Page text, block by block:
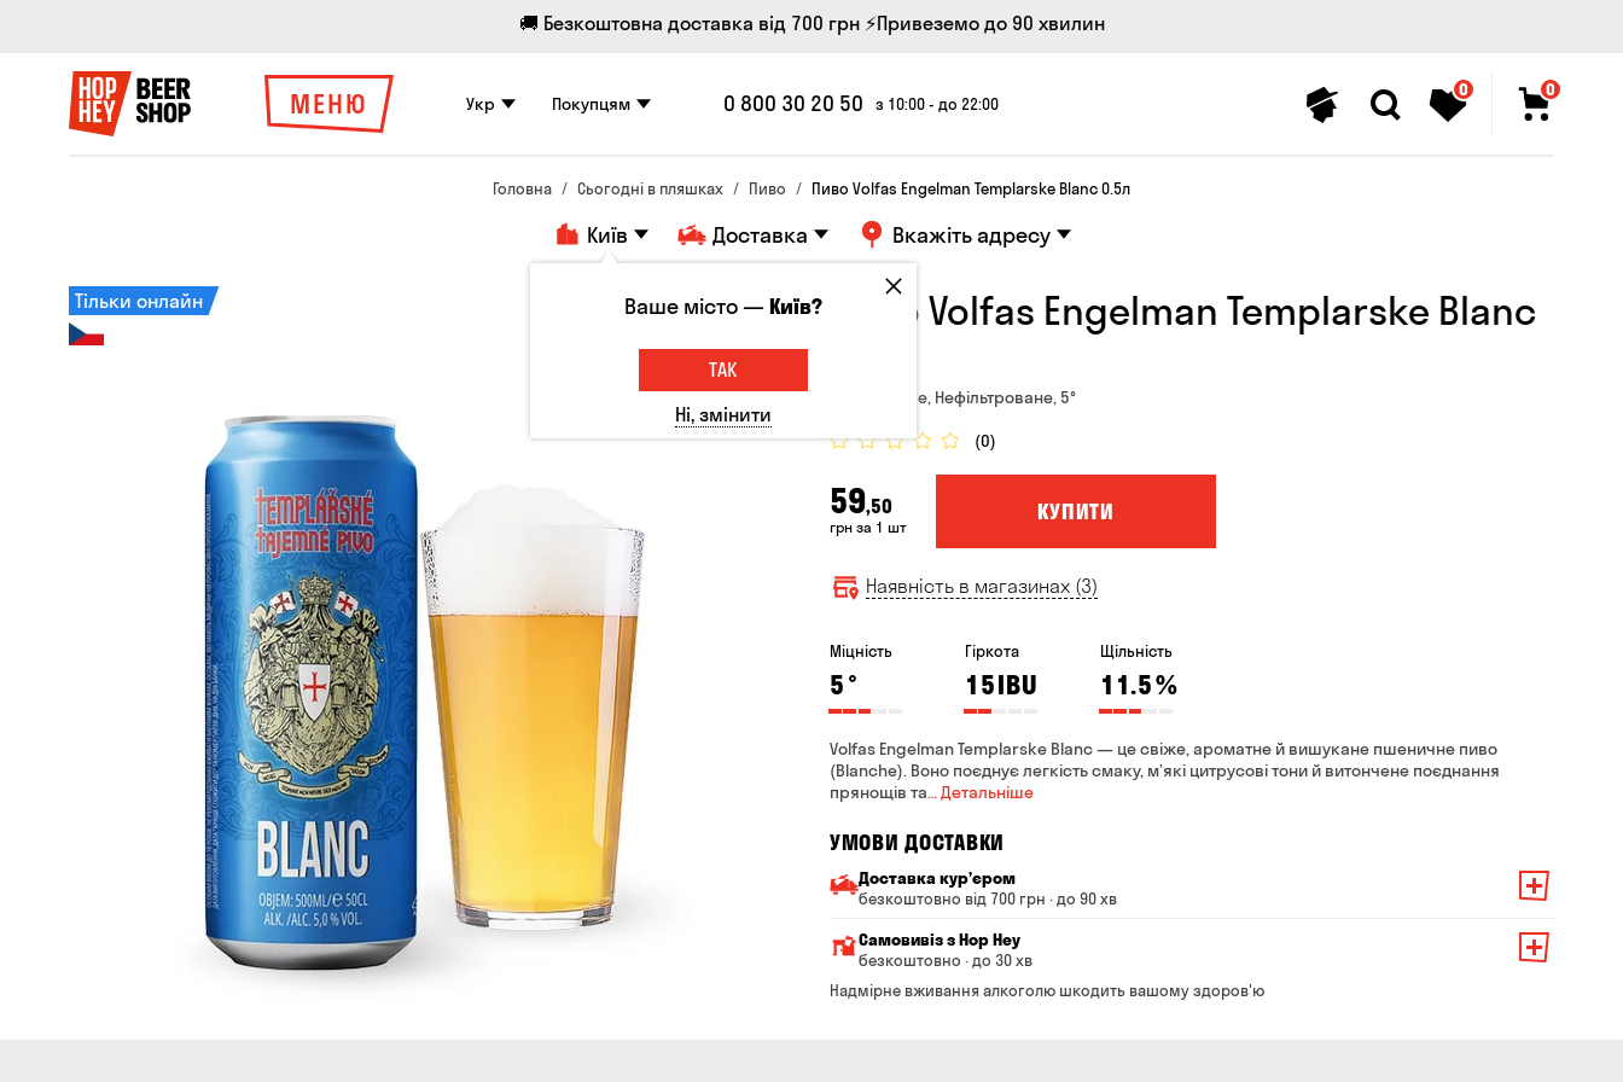
🚚 Безкоштовна доставка від 700 грн ⚡Привеземо до 90 хвилин
МЕНЮ Укр Покупцям 0 800 30 20 50 з 10:00 - до 22:00
0 0
Головна Сьогодні в пляшках Пиво Пиво Volfas Engelman Templarske Blanc 0.5л
Київ Доставка Вкажіть адресу
Тільки онлайн
Пиво Volfas Engelman Templarske Blanc
Чехія, Світле, Нефільтроване, 5°
(0)
59,50
грн за 1 шт
КУПИТИ
Наявність в магазинах (3)
Міцність
5°
Гіркота
15IBU
Щільність
11.5%
Volfas Engelman Templarske Blanc — це свіже, ароматне й вишукане пшеничне пиво
(Blanche). Воно поєднує легкість смаку, м’які цитрусові тони й витончене поєднання
прянощів та… Детальніше
УМОВИ ДОСТАВКИ
Доставка курʼєром
безкоштовно від 700 грн · до 90 хв
Мінімальна сума всього замовлення — 200 грн
Вартість доставки залежить від суми всього замовлення:
Від 200 до 299 грн
Самовивіз з Hop Hey
безкоштовно · до 30 хв
Мінімальна сума всього замовлення — 250 грн
Надмірне вживання алкоголю шкодить вашому здоров'ю
Ваше місто —Київ?
ТАК
Ні, змінити